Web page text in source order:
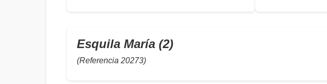
Esquila María (2)
(Referencia 20273)